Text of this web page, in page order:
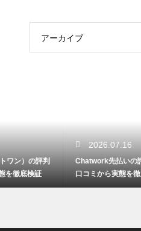
アーカイブ
Chatwork先払いの評判はどう？
口コミから実態を徹底検証！